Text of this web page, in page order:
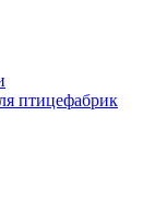
птицефабрик